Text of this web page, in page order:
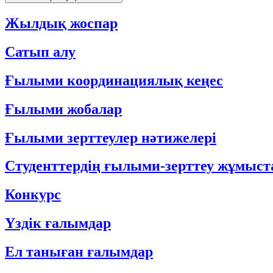
Жылдық жоспар
Сатып алу
Ғылыми координациялық кеңес
Ғылыми жобалар
Ғылыми зерттеулер нәтижелері
Студенттердің ғылыми-зерттеу
Конкурс
Үздік ғалымдар
Ел таныған ғалымдар